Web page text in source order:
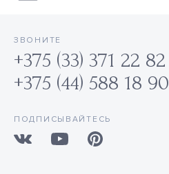
ЗВОНИТЕ
+375 (33) 371 22 82
+375 (44) 588 18 90
ПОДПИСЫВАЙТЕСЬ